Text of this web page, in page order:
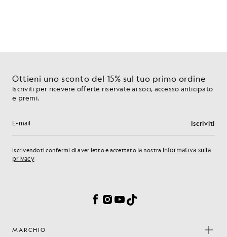
Ottieni uno sconto del 15% sul tuo primo ordine
Iscriviti per ricevere offerte riservate ai soci, accesso anticipato
e premi.
Indirizzo e-mail Iscriviti
Iscrivendoti confermi di aver letto e accettato la nostra Informativa sulla
privacy
Facebook
Instagram
YouTube
TikTok
MARCHIO